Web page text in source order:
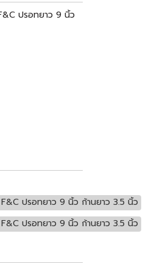
ปรอทยาว 9 นิ้ว
ปรอทยาว 9 นิ้ว ก้านยาว 3.5 นิ้ว
ปรอทยาว 9 นิ้ว ก้านยาว 3.5 นิ้ว